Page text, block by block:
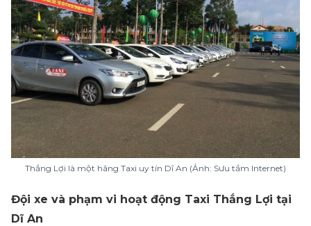
Thắng Lợi là một hãng Taxi uy tín Dĩ An (Ảnh: Sưu tầm Internet)
Đội xe và phạm vi hoạt động Taxi Thắng Lợi tại
Dĩ An